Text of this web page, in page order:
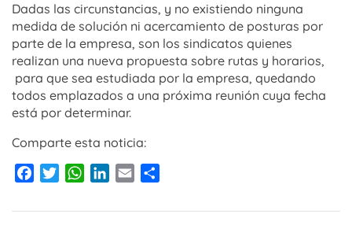
Dadas las circunstancias, y no existiendo ninguna
medida de solución ni acercamiento de posturas por
parte de la empresa, son los sindicatos quienes
realizan una nueva propuesta sobre rutas y horarios,
para que sea estudiada por la empresa, quedando
todos emplazados a una próxima reunión cuya fecha
está por determinar.
Comparte esta noticia:
Facebook
TwitterWhatsApp
LinkedIn
Email